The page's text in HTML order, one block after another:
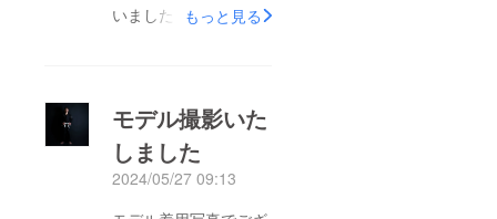
いました。今週より随
さしあげますのでご確
認ください！
もっと見る
モデル撮影いた
しました
2024/05/27 09:13